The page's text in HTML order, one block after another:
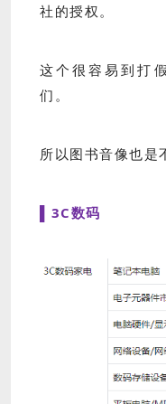
社的授权。
这个很容易到打
们。
所以图书音像也是
▌3C数码